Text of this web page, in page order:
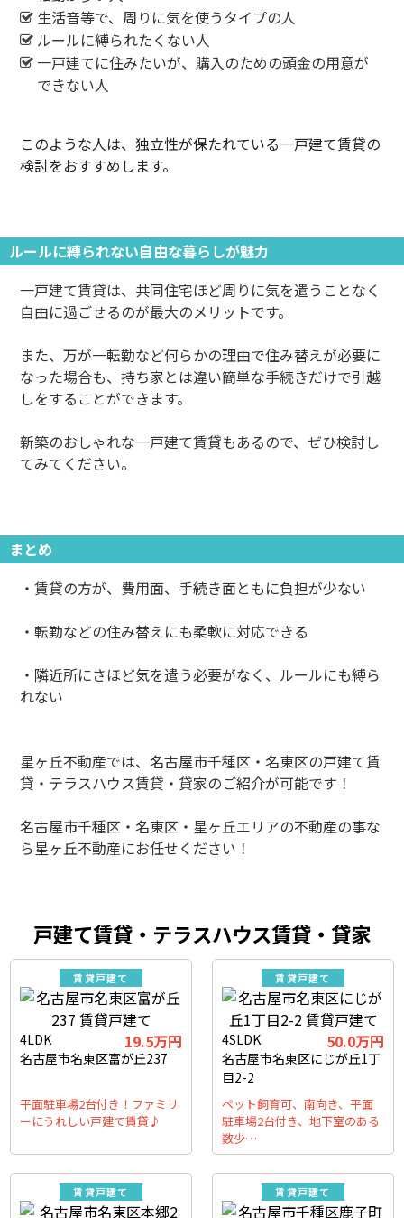
生活音等で、周りに気を使うタイプの人
ルールに縛られたくない人
一戸建てに住みたいが、購入のための頭金の用意が
できない人
このような人は、独立性が保たれている一戸建て賃貸の
検討をおすすめします。
ルールに縛られない自由な暮らしが魅力
一戸建て賃貸は、共同住宅ほど周りに気を遣うことなく
自由に過ごせるのが最大のメリットです。
また、万が一転勤など何らかの理由で住み替えが必要に
なった場合も、持ち家とは違い簡単な手続きだけで引越
しをすることができます。
新築のおしゃれな一戸建て賃貸もあるので、ぜひ検討し
てみてください。
まとめ
・賃貸の方が、費用面、手続き面ともに負担が少ない
・転勤などの住み替えにも柔軟に対応できる
・隣近所にさほど気を遣う必要がなく、ルールにも縛ら
れない
星ヶ丘不動産では、名古屋市千種区・名東区の戸建て賃
貸・テラスハウス賃貸・貸家のご紹介が可能です！
名古屋市千種区・名東区・星ヶ丘エリアの不動産の事な
ら星ヶ丘不動産にお任せください！
戸建て賃貸・テラスハウス賃貸・貸家
賃貸戸建て
4LDK 19.5万円
名古屋市名東区富が丘237
平面駐車場2台付き！ファミリ
ーにうれしい戸建て賃貸♪
賃貸戸建て
4SLDK 50.0万円
名古屋市名東区にじが丘1丁
目2-2
ペット飼育可、南向き、平面
駐車場2台付き、地下室のある
数少…
賃貸戸建て 賃貸戸建て